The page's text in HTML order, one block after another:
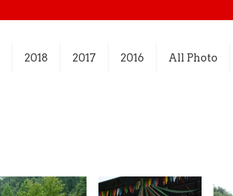
2018 2017 2016 All Photo